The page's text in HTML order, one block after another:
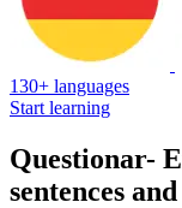
130+ languages
Start learning
Questionar-
sentences